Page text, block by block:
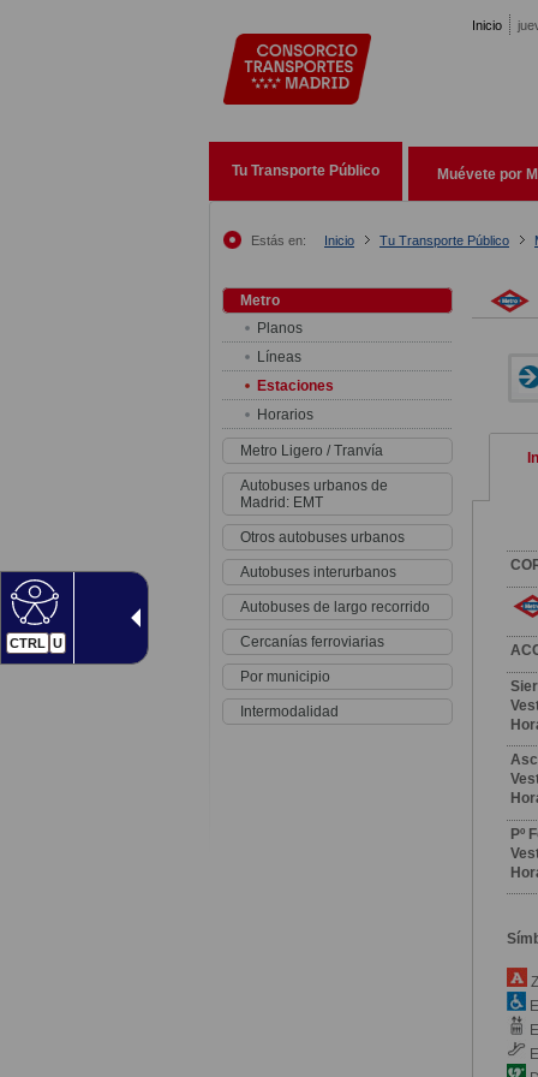
CTRL U
Inicio
Tu Transporte Público Muévete por
Estás en: Inicio Tu Transporte Público
Metro
Planos
Líneas
Estaciones
Horarios
Metro Ligero / Tranvía
Autobuses urbanos de
Madrid: EMT
Otros autobuses urbanos
Autobuses interurbanos
Autobuses de largo recorrido
Cercanías ferroviarias
Por municipio
Intermodalidad
Pº